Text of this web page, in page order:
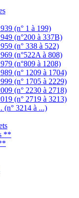
(n° 1 à 199)
(n°200 à 337B)
(n° 338 à 522)
(n°522A à 808)
(n°809 à 1208)
(n° 1209 à 1704)
(n° 1705 à 2229)
(n° 2230 à 2718)
(n° 2719 à 3213)
(n° 3214 à ...)
**